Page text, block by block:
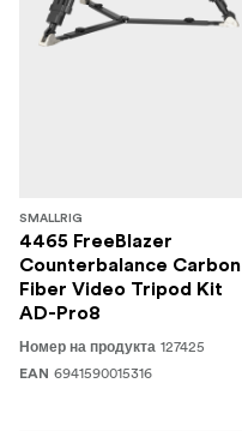
SMALLRIG
4465 FreeBlazer
Counterbalance Carbon
Fiber Video Tripod Kit
AD-Pro8
Номер на продукта 127425
EAN 6941590015316